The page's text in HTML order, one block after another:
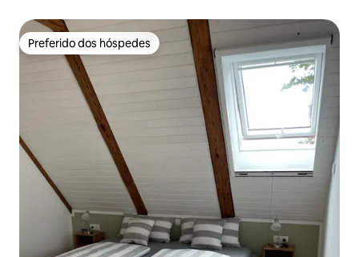
Preferido dos hóspedes
Preferido dos hóspedes